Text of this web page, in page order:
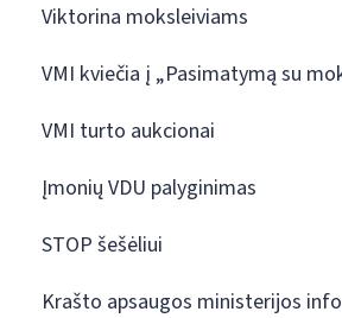
Viktorina moksleiviams
VMI kviečia į „Pasimatymą su
VMI turto aukcionai
Įmonių VDU palyginimas
STOP šešėliui
Krašto apsaugos ministerijos